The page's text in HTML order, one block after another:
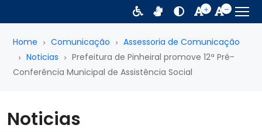
Home Comunicação
Assessoria de Comunicação
Noticias
Prefeitura de Pinheiral promove 12ª Pré-
Conferência Municipal de Assistência Social
Noticias